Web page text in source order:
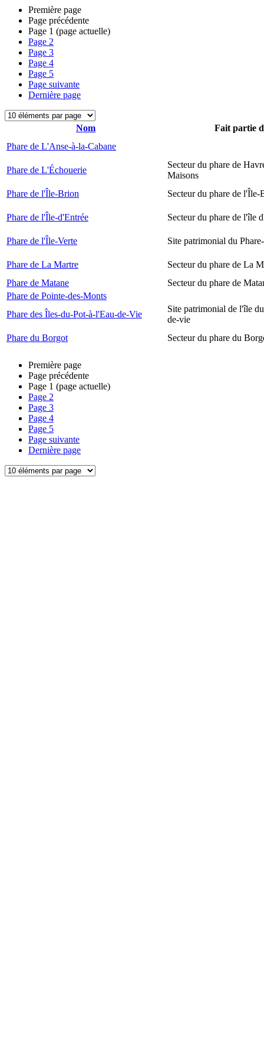
Première page
Page précédente
Page 1 (page actuelle)
Page 2
Page 3
Page 4
Page 5
Page suivante
Dernière page
Nom
Fait partie
Phare de L'Anse-à-la-Cabane
Phare de L'Échouerie
Secteur du phare de
Maisons
Phare de l'Île-Brion
Secteur du phare de l'Île-
Phare de l'Île-d'Entrée Secteur du phare de l'île
Phare de l'Île-Verte Site patrimonial du
Phare de La Martre
Secteur du phare de La
Phare de Matane
Secteur du phare de
Phare de Pointe-des-Monts
Phare des Îles-du-Pot-à-l'Eau-de-Vie
Site patrimonial de l'île
de-vie
Phare du Borgot
Secteur du phare du
Première page
Page précédente
Page 1 (page actuelle)
Page 2
Page 3
Page 4
Page 5
Page suivante
Dernière page